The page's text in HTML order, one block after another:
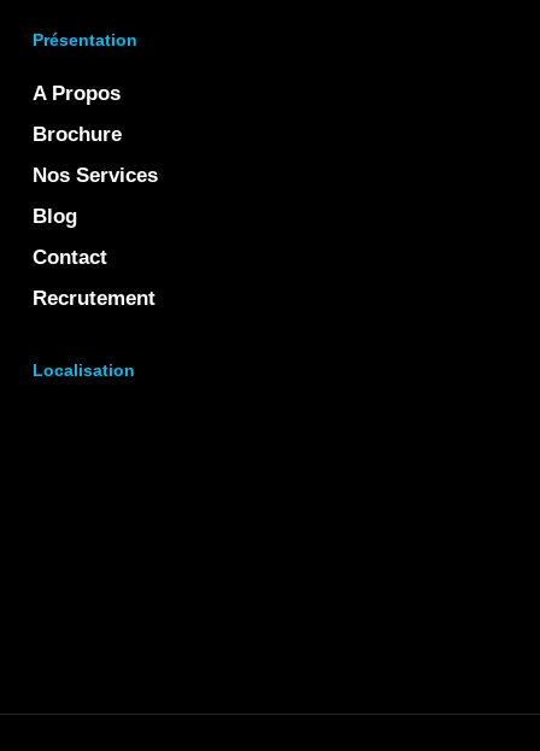
Présentation
A Propos
Brochure
Nos Services
Blog
Contact
Recrutement
Localisation